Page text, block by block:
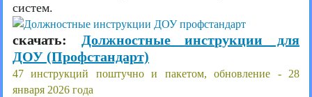
систем.
скачать:
Должностные инструкции для
ДОУ (Профстандарт)
47 инструкций поштучно и пакетом, обновление - 28
января 2026 года